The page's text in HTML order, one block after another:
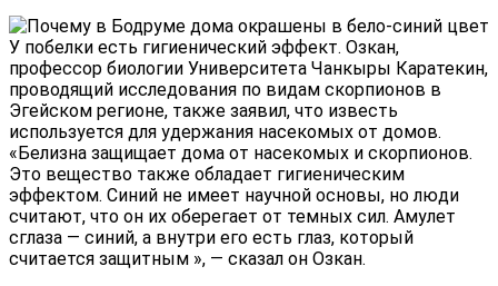
У побелки есть гигиенический эффект. Озкан,
профессор биологии Университета Чанкыры Каратекин,
проводящий исследования по видам скорпионов в
Эгейском регионе, также заявил, что известь
используется для удержания насекомых от домов.
«Белизна защищает дома от насекомых и скорпионов.
Это вещество также обладает гигиеническим
эффектом. Синий не имеет научной основы, но люди
считают, что он их оберегает от темных сил. Амулет
сглаза — синий, а внутри его есть глаз, который
считается защитным », — сказал он Озкан.